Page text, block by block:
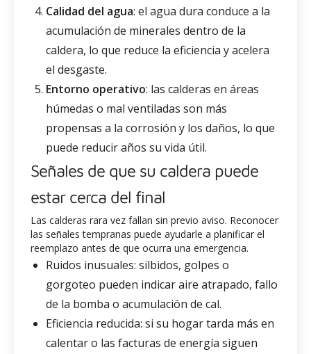
Calidad del agua: el agua dura conduce a la
acumulación de minerales dentro de la
caldera, lo que reduce la eficiencia y acelera
el desgaste.
Entorno operativo: las calderas en áreas
húmedas o mal ventiladas son más
propensas a la corrosión y los daños, lo que
puede reducir años su vida útil.
Señales de que su caldera puede
estar cerca del final
Las calderas rara vez fallan sin previo aviso. Reconocer
las señales tempranas puede ayudarle a planificar el
reemplazo antes de que ocurra una emergencia.
Ruidos inusuales: silbidos, golpes o
gorgoteo pueden indicar aire atrapado, fallo
de la bomba o acumulación de cal.
Eficiencia reducida: si su hogar tarda más en
calentar o las facturas de energía siguen